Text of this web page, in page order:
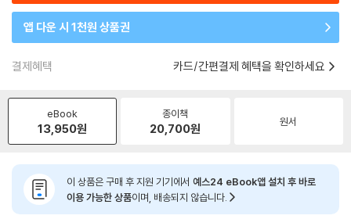
앱 다운 시 1천원 상품권
결제혜택 카드/간편결제 혜택을 확인하세요
eBook
13,950원
종이책
20,700원 원서
이 상품은 구매 후 지원 기기에서 예스24 eBook앱 설치 후 바로
이용 가능한 상품이며, 배송되지 않습니다.